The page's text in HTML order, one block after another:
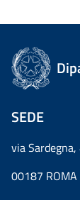
SEDE
via
00187 ROMA